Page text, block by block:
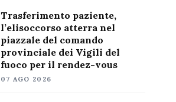
Trasferimento paziente,
l’elisoccorso atterra nel
piazzale del comando
provinciale dei Vigili del
fuoco per il rendez-vous
07 AGO 2026